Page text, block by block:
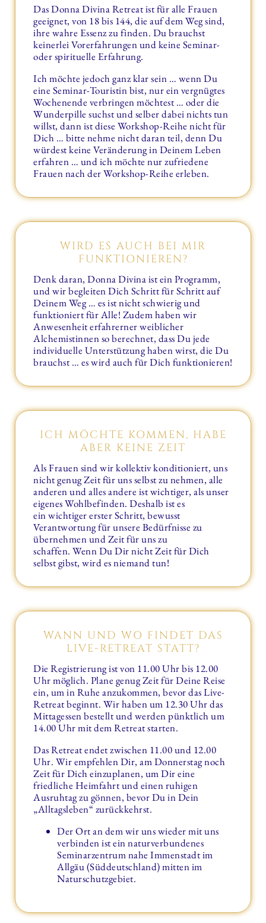
Das Donna Divina Retreat ist für alle Frauen
geeignet, von 18 bis 144, die auf dem Weg sind,
ihre wahre Essenz zu finden. Du brauchst
keinerlei Vorerfahrungen und keine Seminar-
oder spirituelle Erfahrung.
Ich möchte jedoch ganz klar sein … wenn Du
eine Seminar-Touristin bist, nur ein vergnügtes
Wochenende verbringen möchtest … oder die
Wunderpille suchst und selber dabei nichts tun
willst, dann ist diese Workshop-Reihe nicht für
Dich … bitte nehme nicht daran teil, denn Du
würdest keine Veränderung in Deinem Leben
erfahren … und ich möchte nur zufriedene
Frauen nach der Workshop-Reihe erleben.
WIRD ES AUCH BEI MIR
FUNKTIONIEREN?
Denk daran, Donna Divina ist ein Programm,
und wir begleiten Dich Schritt für Schritt auf
Deinem Weg … es ist nicht schwierig und
funktioniert für Alle! Zudem haben wir
Anwesenheit erfahrerner weiblicher
Alchemistinnen so berechnet, dass Du jede
individuelle Unterstützung haben wirst, die Du
brauchst … es wird auch für Dich funktionieren!
ICH MÖCHTE KOMMEN, HABE
ABER KEINE ZEIT
Als Frauen sind wir kollektiv konditioniert, uns
nicht genug Zeit für uns selbst zu nehmen, alle
anderen und alles andere ist wichtiger, als unser
eigenes Wohlbefinden. Deshalb ist es
ein wichtiger erster Schritt, bewusst
Verantwortung für unsere Bedürfnisse zu
übernehmen und Zeit für uns zu
schaffen. Wenn Du Dir nicht Zeit für Dich
selbst gibst, wird es niemand tun!
WANN UND WO FINDET DAS
LIVE-RETREAT STATT?
Die Registrierung ist von 11.00 Uhr bis 12.00
Uhr möglich. Plane genug Zeit für Deine Reise
ein, um in Ruhe anzukommen, bevor das Live-
Retreat beginnt. Wir haben um 12.30 Uhr das
Mittagessen bestellt und werden pünktlich um
14.00 Uhr mit dem Retreat starten.
Das Retreat endet zwischen 11.00 und 12.00
Uhr. Wir empfehlen Dir, am Donnerstag noch
Zeit für Dich einzuplanen, um Dir eine
friedliche Heimfahrt und einen ruhigen
Ausruhtag zu gönnen, bevor Du in Dein
„Alltagsleben“ zurückkehrst.
Der Ort an dem wir uns wieder mit uns
verbinden ist ein naturverbundenes
Seminarzentrum nahe Immenstadt im
Allgäu (Süddeutschland) mitten im
Naturschutzgebiet.